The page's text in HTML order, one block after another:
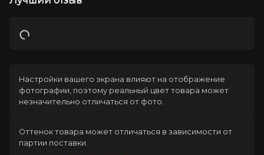
Загрузка
Настройки вашего экрана влияют на отображение
фотографии, поэтому реальный цвет товара может
незначительно отличаться от фото.
Оттенок товара может отличаться в зависимости от
партии поставки.